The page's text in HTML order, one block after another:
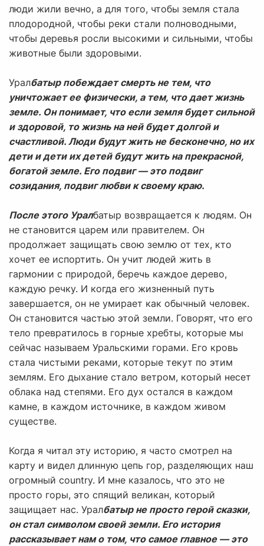
люди жили вечно, а для того, чтобы земля стала
плодородной, чтобы реки стали полноводными,
чтобы деревья росли высокими и сильными, чтобы
животные были здоровыми.
Уралбатыр побеждает смерть не тем, что
уничтожает ее физически, а тем, что дает жизнь
земле. Он понимает, что если земля будет сильной
и здоровой, то жизнь на ней будет долгой и
счастливой. Люди будут жить не бесконечно, но их
дети и дети их детей будут жить на прекрасной,
богатой земле. Его подвиг — это подвиг
созидания, подвиг любви к своему краю.
После этого Уралбатыр возвращается к людям. Он
не становится царем или правителем. Он
продолжает защищать свою землю от тех, кто
хочет ее испортить. Он учит людей жить в
гармонии с природой, беречь каждое дерево,
каждую речку. И когда его жизненный путь
завершается, он не умирает как обычный человек.
Он становится частью этой земли. Говорят, что его
тело превратилось в горные хребты, которые мы
сейчас называем Уральскими горами. Его кровь
стала чистыми реками, которые текут по этим
землям. Его дыхание стало ветром, который несет
облака над степями. Его дух остался в каждом
камне, в каждом источнике, в каждом живом
существе.
Когда я читал эту историю, я часто смотрел на
карту и видел длинную цепь гор, разделяющих наш
огромный country. И мне казалось, что это не
просто горы, это спящий великан, который
защищает нас. Уралбатыр не просто герой сказки,
он стал символом своей земли. Его история
рассказывает нам о том, что самое главное — это